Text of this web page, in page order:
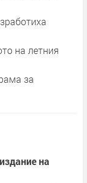
на летния
за
на